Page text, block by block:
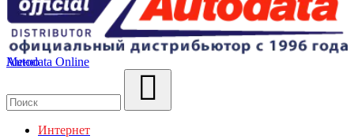
Autodata Online
Меню
Интернет